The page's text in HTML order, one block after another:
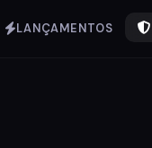
LANÇAMENTOS